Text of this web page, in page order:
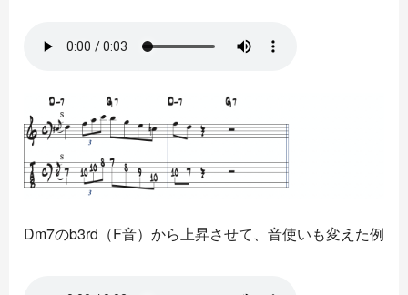
Dm7のb3rd（F音）から上昇させて、音使いも変えた例